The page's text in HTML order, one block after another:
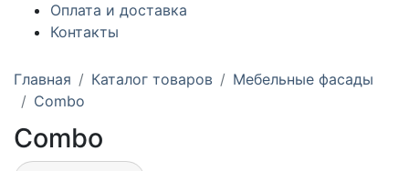
Оплата и доставка
Контакты
Главная Каталог товаров
Мебельные фасады
Combo
Combo